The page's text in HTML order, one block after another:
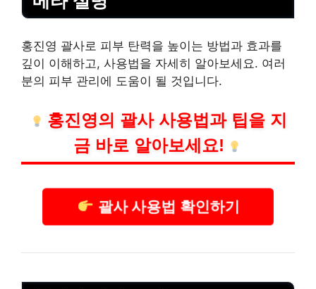
홍진영 괄사로 피부 탄력을 높이는 방법과 효과를
깊이 이해하고, 사용법을 자세히 알아보세요. 여러
분의 피부 관리에 도움이 될 것입니다.
홍진영의 괄사 사용법과 팁을 지
금 바로 알아보세요!
괄사 사용법 확인하기